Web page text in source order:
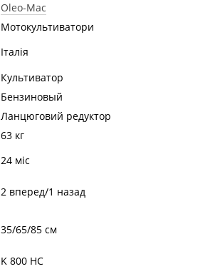
Oleo-Mac
Мотокультиватори
Італія
Культиватор
Бензиновый
Ланцюговий редуктор
63 кг
24 міс
2 вперед/1 назад
35/65/85 см
K 800 HС